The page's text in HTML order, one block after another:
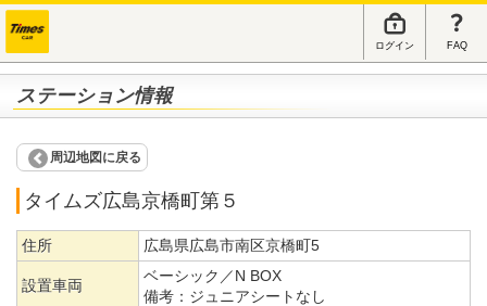
ログイン FAQ
ステーション情報
周辺地図に戻る
タイムズ広島京橋町第５
住所 広島県広島市南区京橋町5
設置車両
ベーシック／N BOX
備考： ジュニアシートなし